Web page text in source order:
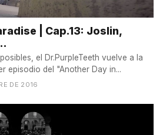
| Cap.13: Joslin,
el Dr.PurpleTeeth vuelve a la
episodio del "Another Day in...
DE 2016